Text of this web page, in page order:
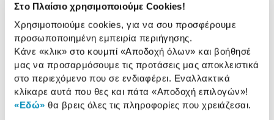
Στο Πλαίσιο χρησιμοποιούμε Cookies!
Χρησιμοποιούμε cookies, για να σου προσφέρουμε
προσωποποιημένη εμπειρία περιήγησης.
Κάνε «κλικ» στο κουμπί «Αποδοχή όλων» και βοήθησέ
μας να προσαρμόσουμε τις προτάσεις μας αποκλειστικά
στο περιεχόμενο που σε ενδιαφέρει. Εναλλακτικά
κλίκαρε αυτά που θες και πάτα «Αποδοχή επιλογών»!
«Εδώ» θα βρεις όλες τις πληροφορίες που χρειάζεσαι.
Socket:
Κατασκευαστής
Επεξεργαστή:
Intel
Αναλυτική
παρουσίαση
Αναλυτική παρουσίαση